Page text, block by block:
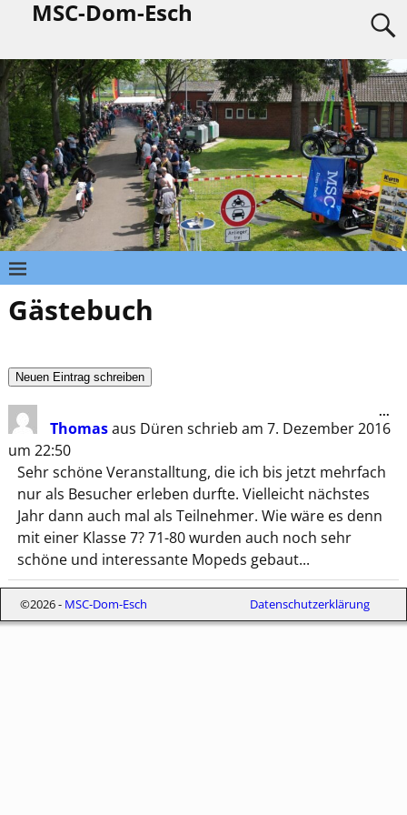
MSC-Dom-Esch
Gästebuch
Thomasaus Düren schrieb am 7. Dezember 2016
um 22:50
Sehr schöne Veranstalltung, die ich bis jetzt mehrfach
nur als Besucher erleben durfte. Vielleicht nächstes
Jahr dann auch mal als Teilnehmer. Wie wäre es denn
mit einer Klasse 7? 71-80 wurden auch noch sehr
schöne und interessante Mopeds gebaut...
...
©2026 - MSC-Dom-Esch Datenschutzerklärung